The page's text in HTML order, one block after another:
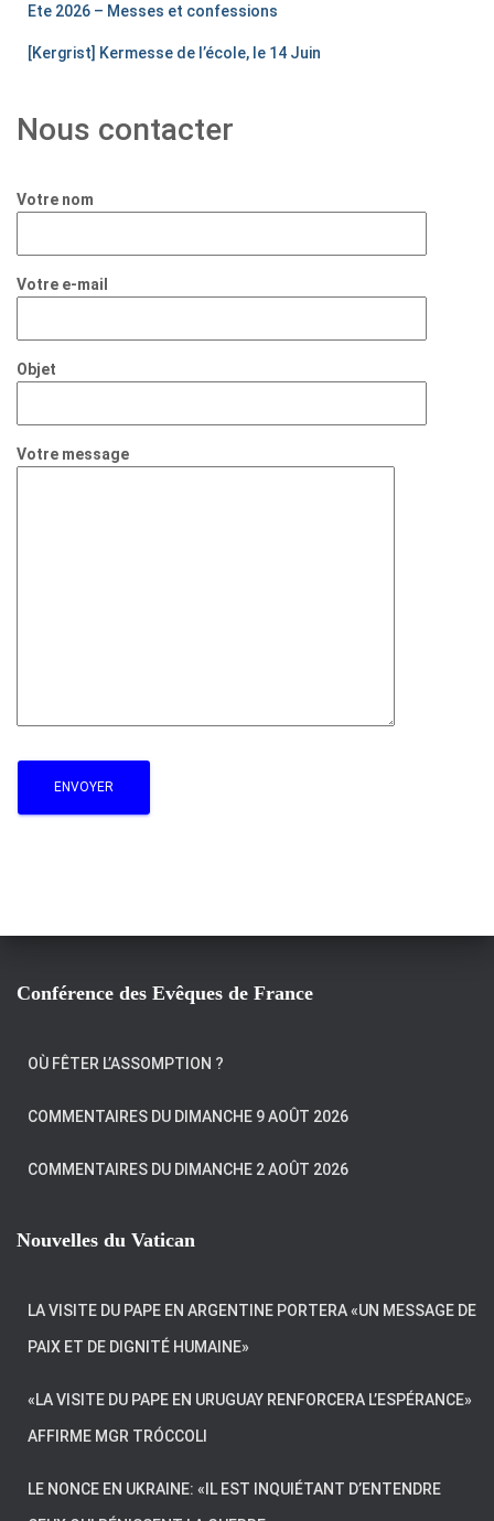
Ete 2026 – Messes et confessions
[Kergrist] Kermesse de l’école, le 14 Juin
Nous contacter
Votre nom
Votre e-mail
Objet
Votre message
Conférence des Evêques de France
OÙ FÊTER L’ASSOMPTION ?
COMMENTAIRES DU DIMANCHE 9 AOÛT 2026
COMMENTAIRES DU DIMANCHE 2 AOÛT 2026
Nouvelles du Vatican
LA VISITE DU PAPE EN ARGENTINE PORTERA «UN MESSAGE DE
PAIX ET DE DIGNITÉ HUMAINE»
«LA VISITE DU PAPE EN URUGUAY RENFORCERA L’ESPÉRANCE»
AFFIRME MGR TRÓCCOLI
LE NONCE EN UKRAINE: «IL EST INQUIÉTANT D’ENTENDRE